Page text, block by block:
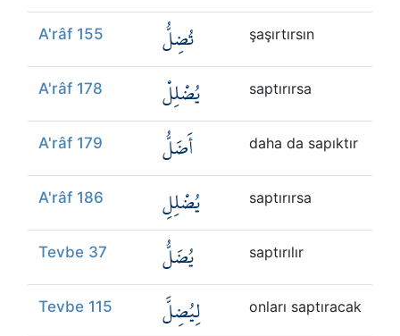
A'râf 155 تُضِلُّ şaşırtırsın
A'râf 178 يُضْلِلْ saptırırsa
A'râf 179 أَضَلُّ daha da sapıktır
A'râf 186 يُضْلِلِ saptırırsa
Tevbe 37 يُضَلُّ saptırılır
Tevbe 115 لِيُضِلَّ onları saptıracak